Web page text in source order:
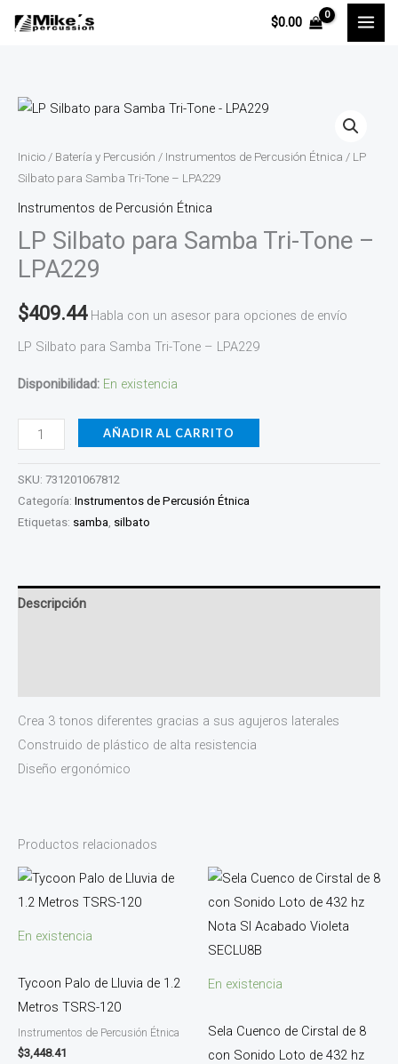
$0.00
Inicio / Batería y Percusión / Instrumentos de Percusión Étnica / LP
Silbato para Samba Tri-Tone – LPA229
Instrumentos de Percusión Étnica
LP Silbato para Samba Tri-Tone –
LPA229
$409.44 Habla con un asesor para opciones de envío
LP Silbato para Samba Tri-Tone – LPA229
Disponibilidad: En existencia
LP
para
Samba
Tri-
Tone
-
LPA229
cantidad
AÑADIR AL CARRITO
SKU: 731201067812
Categoría: Instrumentos de Percusión Étnica
Etiquetas: samba, silbato
Descripción
Crea 3 tonos diferentes gracias a sus agujeros laterales
Construido de plástico de alta resistencia
Diseño ergonómico
Productos relacionados
En existencia
Tycoon Palo de Lluvia de 1.2
Metros TSRS-120
Instrumentos de Percusión Étnica
$3,448.41
En existencia
Sela Cuenco de Cirstal de 8
con Sonido Loto de 432 hz